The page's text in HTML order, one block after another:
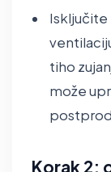
Isključite
tiho
može
Korak 2: